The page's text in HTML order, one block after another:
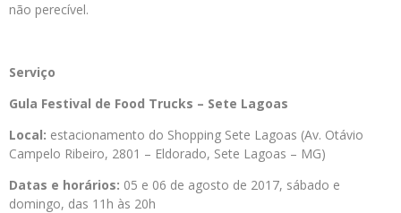
não perecível.
Serviço
Gula Festival de Food Trucks – Sete Lagoas
Local: estacionamento do Shopping Sete Lagoas (Av. Otávio
Campelo Ribeiro, 2801 – Eldorado, Sete Lagoas – MG)
Datas e horários: 05 e 06 de agosto de 2017, sábado e
domingo, das 11h às 20h